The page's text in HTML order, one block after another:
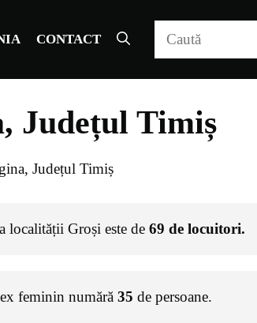
CONTACT
Județul Timiș
Județul Timiș
localității Groși este de 69 de locuitori.
feminin numără 35 de persoane.